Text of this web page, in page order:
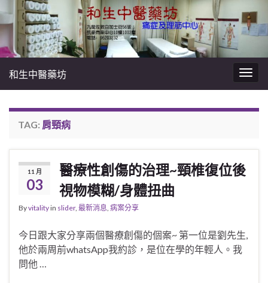
和生中醫藥坊
TAG: 肩頸病
11 月
03
醫療性創傷的治理~頸椎復位後
視物模糊/身體扭曲
Byvitalityin slider, 最新消息 病案分享
今日跟大家分享兩個醫療創傷的個案~ 第一位是劉先生,
他於兩周前whatsApp我約診，是位在學的年輕人。我
問他 …